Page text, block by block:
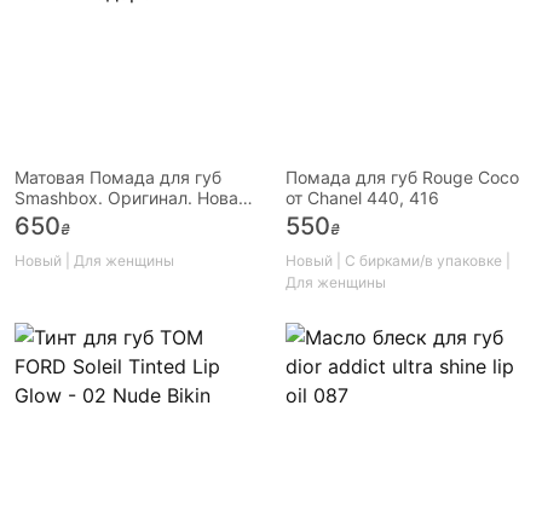
Матовая Помада для губ
Smashbox. Оригинал. Новая
Подарок
650₴
Новый | Для женщины
Помада для губ Rouge Coco
от Chanel 440, 416
550₴
Новый | С бирками/в упаковке |
Для женщины